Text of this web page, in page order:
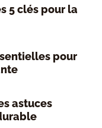
5 clés pour la
pour
astuces